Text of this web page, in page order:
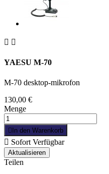
 
YAESU M-70
M-70 desktop-mikrofon
130,00 €
Menge
In den Warenkorb
 Sofort Verfügbar
Teilen